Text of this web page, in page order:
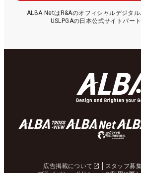
ALBA NetはR&Aのオフィシャルデジタ
USLPGAの日本公式サイトパート
広告掲載について スタッフ募